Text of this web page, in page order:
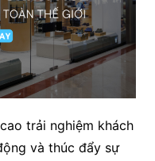
trải nghiệm khách
và thúc đẩy sự